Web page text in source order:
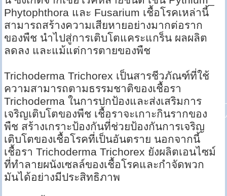
Phytophthora และ Fusarium เชื้อโรคเหล่านี้
สามารถสร้างความเสียหายอย่างมากต่อราก
ของพืช นำไปสู่การเติบโตแคระแกร็น ผลผลิต
ลดลง และแม้แต่การตายของพืช
Trichoderma Trichorex เป็นสารชีวภัณฑ์ที่ใช้
ความสามารถตามธรรมชาติของเชื้อรา
Trichoderma ในการปกป้องและส่งเสริมการ
เจริญเติบโตของพืช เชื้อราจะเกาะกินรากของ
พืช สร้างเกราะป้องกันที่ช่วยป้องกันการเจริญ
เติบโตของเชื้อโรคที่เป็นอันตราย นอกจากนี้
เชื้อรา Trichoderma Trichorex ยังผลิตเอนไซม์
ที่ทำลายผนังเซลล์ของเชื้อโรคและกำจัดพวก
มันได้อย่างมีประสิทธิภาพ